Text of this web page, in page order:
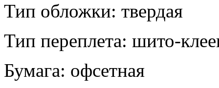
Тип обложки: твердая
Тип переплета: шито-
Бумага: офсетная